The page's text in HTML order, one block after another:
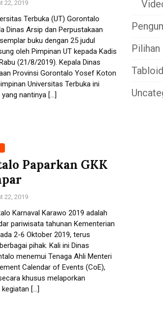
22, 2019
Terbuka (UT) Gorontalo
Dinas Arsip dan Perpustakaan
buku dengan 25 judul
oleh Pimpinan UT kepada Kadis
(21/8/2019). Kepala Dinas
Provinsi Gorontalo Yosef Koton
Universitas Terbuka ini
nantinya […]
Paparkan GKK
22, 2019
Karnaval Karawo 2019 adalah
pariwisata tahunan Kementerian
2-6 Oktober 2019, terus
pihak. Kali ini Dinas
menemui Tenaga Ahli Menteri
Calendar of Events (CoE),
khusus melaporkan
[…]
Tabloid